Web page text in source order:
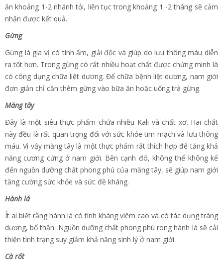
ăn khoảng 1-2 nhánh tỏi, liên tục trong khoảng 1 -2 tháng sẽ cảm
nhận được kết quả.
Gừng
Gừng là gia vị có tính ấm, giải độc và giúp do lưu thông máu diễn
ra tốt hơn. Trong gừng có rất nhiều hoạt chất được chứng minh là
có công dụng chữa liệt dương. Để chữa bệnh liệt dương, nam giới
đơn giản chỉ cần thêm gừng vào bữa ăn hoặc uống trà gừng.
Măng tây
Đây là một siêu thực phẩm chứa nhiều Kali và chất xơ. Hai chất
này đều là rất quan trọng đối với sức khỏe tim mạch và lưu thông
máu. Vì vậy măng tây là một thực phẩm rất thích hợp để tăng khả
năng cương cứng ở nam giới. Bên cạnh đó, không thể không kể
đến nguồn dưỡng chất phong phú của măng tây, sẽ giúp nam giới
tăng cường sức khỏe và sức đề kháng.
Hành lá
Ít ai biết rằng hành lá có tính kháng viêm cao và có tác dụng tráng
dương, bổ thận. Nguồn dưỡng chất phong phú rong hành lá sẽ cải
thiện tình trạng suy giảm khả năng sinh lý ở nam giới.
Cà rốt